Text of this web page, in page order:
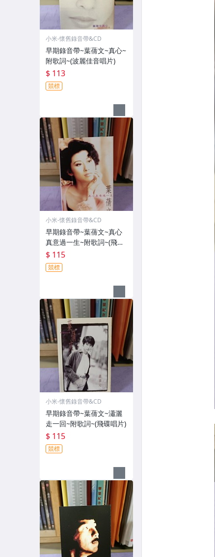
小米-懷舊錄音帶&CD
早期錄音帶~葉蒨文~真心~
附歌詞~(波麗佳音唱片)
$ 113
競標
小米-懷舊錄音帶&CD
早期錄音帶~葉蒨文~真心
真意過一生~附歌詞~(飛碟
唱片)
$ 115
競標
小米-懷舊錄音帶&CD
早期錄音帶~葉蒨文~瀟灑
走一回~附歌詞~(飛碟唱片)
$ 115
競標